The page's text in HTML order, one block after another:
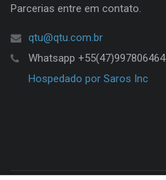
Parcerias entre em contato.
qtu@qtu.com.br
Whatsapp +55(47)997806464
Hospedado por Saros Inc